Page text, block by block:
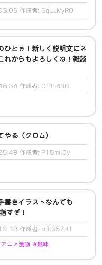
作成者: GqLuMyRO
ひとぉ！新しく説明文にネ
れからもよろしくね！雑談
作成者: 0fBii49G
やる（クロム）
作成者: P15mii0y
書きイラストなんでも
すぞ！
作成者: HRlG57H1
ニメ漫画 #趣味